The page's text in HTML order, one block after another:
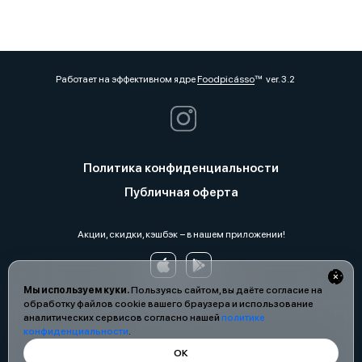
Мы используем куки.Пользуясь сайтом, вы даёте согласие на
обработку файлов cookie вашего браузера и использование
аналитических сервисов согласно нашей политике
конфиденциальности.
ОК
Работает на эффективном ядреFoodpicássover. 3.2
Политика конфиденциальности
Публичная оферта
Акции, скидки, кэшбэк − в нашем приложении!